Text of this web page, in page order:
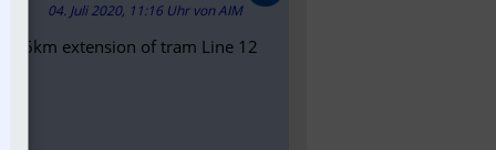
04. Juli 2020, 11:16 Uhr vonAIM
2.6km extension of tram Line 12